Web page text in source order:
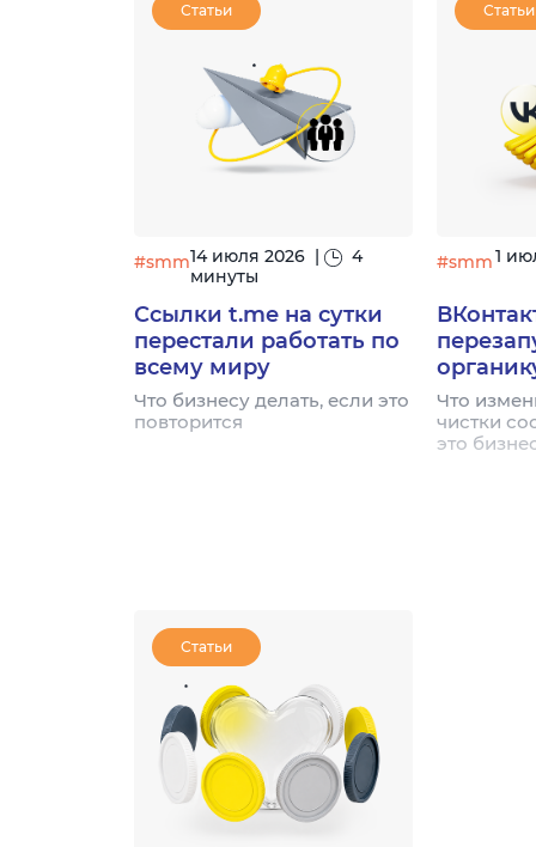
Статьи
#smm14 июля 2026 |
4
минуты
Ссылки t.me на сутки
перестали работать по
всему миру
Что бизнесу делать, если это
повторится
Статьи
#smm1
Что
чистки
это
Статьи